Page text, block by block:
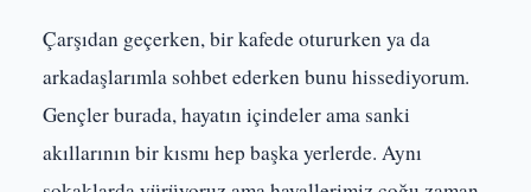
Çarşıdan geçerken, bir kafede otururken ya da
arkadaşlarımla sohbet ederken bunu hissediyorum.
Gençler burada, hayatın içindeler ama sanki
akıllarının bir kısmı hep başka yerlerde. Aynı